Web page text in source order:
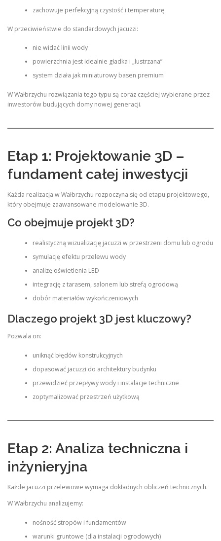
zachowuje perfekcyjną czystość i temperaturę
W przeciwieństwie do standardowych jacuzzi:
nie widać linii wody
powierzchnia jest idealnie gładka i „lustrzana”
system działa jak miniaturowy basen premium
W Wałbrzychu rozwiązania tego typu są coraz częściej wybierane przez
inwestorów budujących domy nowej generacji.
Etap 1: Projektowanie 3D –
fundament całej inwestycji
Każda realizacja w Wałbrzychu rozpoczyna się od etapu projektowego,
który obejmuje zaawansowane modelowanie 3D.
Co obejmuje projekt 3D?
realistyczną wizualizację jacuzzi w przestrzeni domu lub ogrodu
symulację efektu przelewu wody
analizę oświetlenia LED
integrację z tarasem, salonem lub strefą ogrodową
dobór materiałów wykończeniowych
Dlaczego projekt 3D jest kluczowy?
Pozwala on:
uniknąć błędów konstrukcyjnych
dopasować jacuzzi do architektury budynku
przewidzieć przepływy wody i instalacje techniczne
zoptymalizować przestrzeń użytkową
Etap 2: Analiza techniczna i
inżynieryjna
Każde jacuzzi przelewowe wymaga dokładnych obliczeń technicznych.
W Wałbrzychu analizujemy:
nośność stropów i fundamentów
warunki gruntowe (dla instalacji ogrodowych)